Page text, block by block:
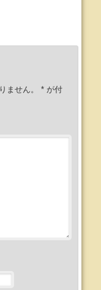
ません。 *が付